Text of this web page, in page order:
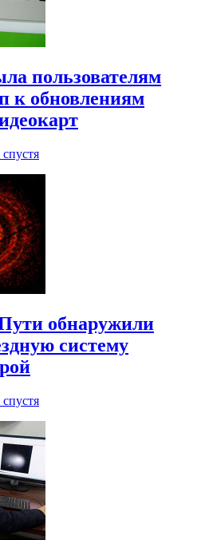
пользователям
к обновлениям
спустя
обнаружили
систему
спустя